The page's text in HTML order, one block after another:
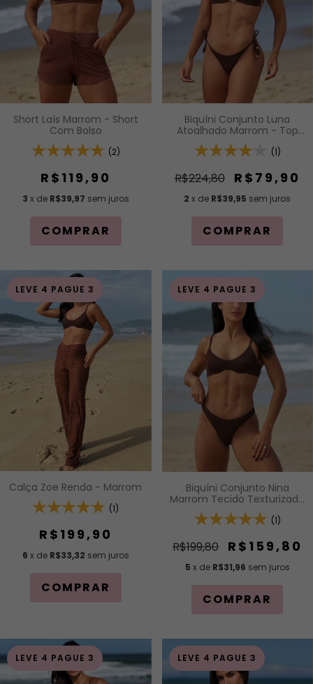
Short Laís Marrom - Short
Com Bolso
(2)
R$119,90
3 x de R$39,97 sem juros
COMPRAR
Biquíni Conjunto Luna
Atoalhado Marrom - Top
Cortininha com Bojo
Removível e Calcinha de
Lateral
(1)
R$224,80 R$79,90
2 x de R$39,95 sem juros
COMPRAR
LEVE 4 PAGUE 3
Calça Zoe Renda - Marrom
(1)
R$199,90
6 x de R$33,32 sem juros
COMPRAR
LEVE 4 PAGUE 3
Biquíni Conjunto Nina
Marrom Tecido Texturizado
- Top com Alças Fixas de
Regulagem e Aro Inteiro e
(1)
R$199,80 R$159,80
5 x de R$31,96 sem juros
COMPRAR
LEVE 4 PAGUE 3 LEVE 4 PAGUE 3